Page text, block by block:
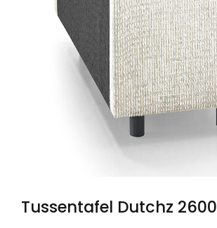
Tussentafel Dutchz 2600